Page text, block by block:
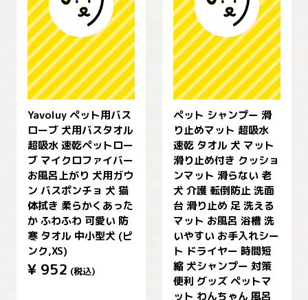
Yavoluy ペット用バス
ローブ 犬用バスタオル
超吸水 速乾ペットロー
ブ マイクロファイバー
お風呂上がり 犬用ガウ
ン バスポンチョ 犬 猫
体拭き 柔らかくあった
か ふわふわ 可愛い 防
寒 タオル 中小型犬 (ピ
ンク,XS)
¥ 952 (税込)
ペット シャンプー 滑
り止めマット 超吸水
速乾 タオル 犬 マット
滑り止め付き クッショ
ンマット 滑らない 老
犬 介護 転倒防止 洗面
台 滑り止め 足 洗える
マット お風呂 浴槽 洗
いやすい お手入れシー
ト ドライヤー 時間短
縮 犬シャンプー 対策
便利 グッズ ペットマ
ット わんちゃん 風呂